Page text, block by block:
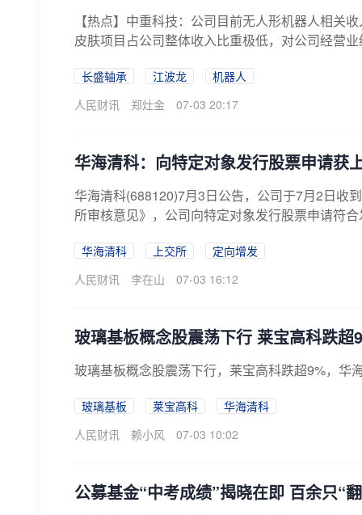
【热点】中重科技：公司目前无人形机器人相关
皮肤项目占公司整体收入比重极低，对公司经营
长盛轴承 江波龙
机器人
人民财讯
郑灶金 07-03 20:17
华海清科：向特定对象发行股票申请获
华海清科(688120)7月3日公告，公司于7月2日收
所审核意见》，公司向特定对象发行股票申请符
华海清科 上交所
定向增发
人民财讯
李在山 07-03 16:12
玻璃基板概念股震荡下行 莱宝高科跌超
玻璃基板概念股震荡下行，莱宝高科跌超9%，华
玻璃基板 莱宝高科
华海清科
人民财讯
赖小风 07-03 10:02
公募基金“中考成绩”揭晓在即 百余只“